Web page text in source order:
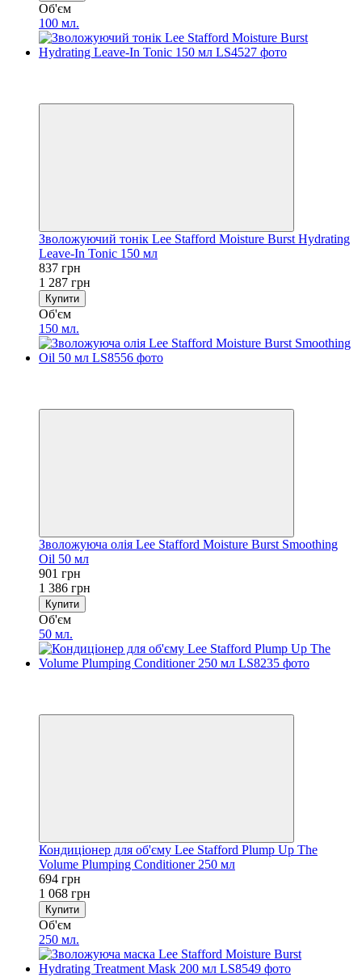
Об'єм
100 мл.
Зволожуючий тонік Lee Stafford Moisture Burst Hydrating
Leave-In Tonic 150 мл
837 грн
1 287 грн
Купити
Об'єм
150 мл.
Зволожуюча олія Lee Stafford Moisture Burst Smoothing
Oil 50 мл
901 грн
1 386 грн
Купити
Об'єм
50 мл.
Кондиціонер для об'єму Lee Stafford Plump Up The
Volume Plumping Conditioner 250 мл
694 грн
1 068 грн
Купити
Об'єм
250 мл.